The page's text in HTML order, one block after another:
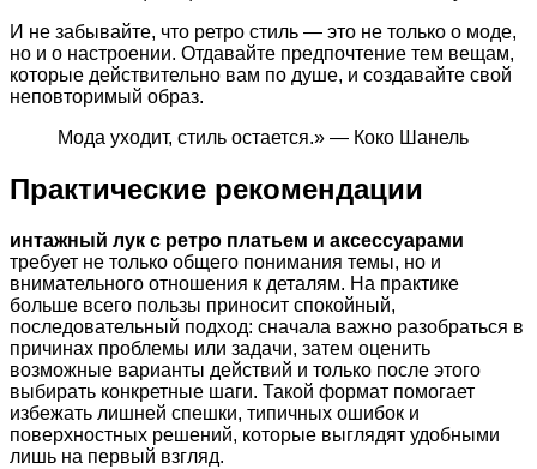
И не забывайте, что ретро стиль — это не только о моде,
но и о настроении. Отдавайте предпочтение тем вещам,
которые действительно вам по душе, и создавайте свой
неповторимый образ.
Мода уходит, стиль остается.» — Коко Шанель
Практические рекомендации
интажный лук с ретро платьем и аксессуарами
требует не только общего понимания темы, но и
внимательного отношения к деталям. На практике
больше всего пользы приносит спокойный,
последовательный подход: сначала важно разобраться в
причинах проблемы или задачи, затем оценить
возможные варианты действий и только после этого
выбирать конкретные шаги. Такой формат помогает
избежать лишней спешки, типичных ошибок и
поверхностных решений, которые выглядят удобными
лишь на первый взгляд.